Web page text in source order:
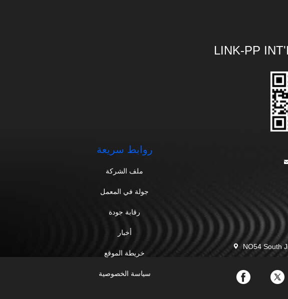
LINK-PP
NO54 South
روابط سريعة
ملف الشركة
جولة في المعمل
رقابة جودة
أخبار
خريطة الموقع
سياسة الخصوصية